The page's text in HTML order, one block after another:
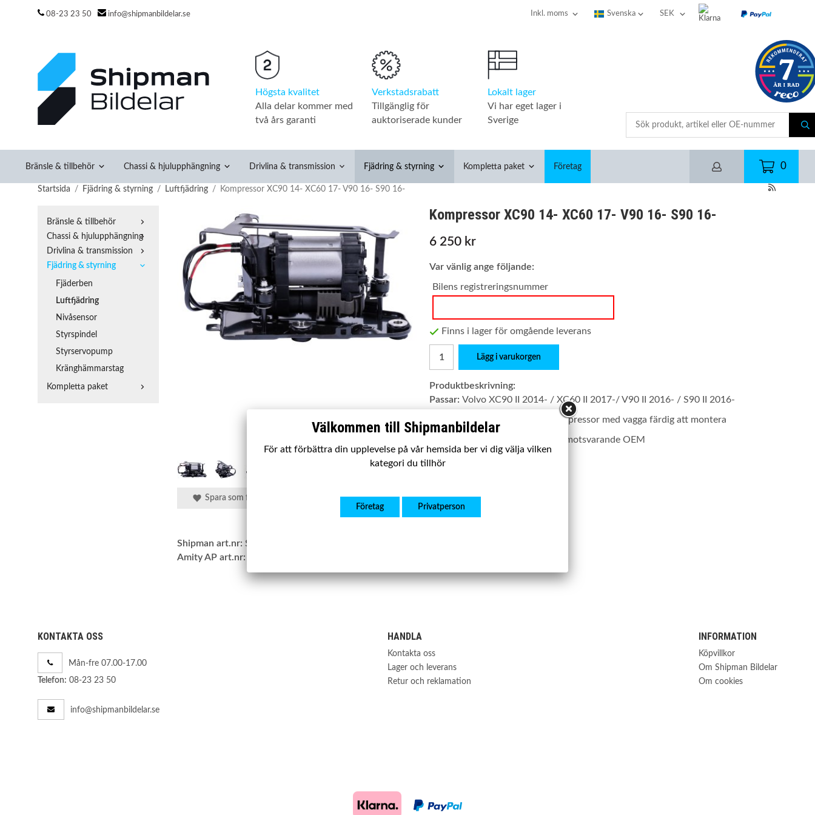
08-23 23 50 info@shipmanbildelar.se
Högsta kvalitet
Alla delar kommer med
två års garanti
Verkstadsrabatt
Tillgänglig för
auktoriserade kunder
Lokalt lager
Vi har eget lager i
Sverige
Bränsle & tillbehör Chassi & hjulupphängning Drivlina & transmission Fjädring & styrning Kompletta paket Företag 0
Startsida / Fjädring & styrning / Luftfjädring / Kompressor XC90 14- XC60 17- V90 16- S90 16-
Bränsle & tillbehör
Chassi & hjulupphängning
Drivlina & transmission
Fjädring & styrning
Fjäderben
Luftfjädring
Nivåsensor
Styrspindel
Styrservopump
Kränghämmarstag
Kompletta paket
Kompressor XC90 14- XC60 17- V90 16- S90 16-
6 250 kr
Var vänlig ange följande:
Bilens registreringsnummer
Finns i lager för omgående leverans
Lägg i varukorgen
Produktbeskrivning:
Passar: Volvo XC90 II 2014- / XC60 II 2017-/ V90 II 2016- / S90 II 2016-
Satsen innehåller: Komplett kompressor med vagga färdig att montera
Ny kvalitetsprodukt motsvarande OEM
Garanti:
4010175H
Spara som favorit
Shipman art.nr: SBLF802
Amity AP art.nr:
KONTAKTA OSS
Mån-fre 07.00-17.00
Telefon: 08-23 23 50
info@shipmanbildelar.se
HANDLA
Kontakta oss
Lager och leverans
Retur och reklamation
INFORMATION
Köpvillkor
Om Shipman Bildelar
Om cookies
Välkommen till Shipmanbildelar
För att förbättra din upplevelse på vår hemsida ber vi dig välja vilken
kategori du tillhör
Företag Privatperson